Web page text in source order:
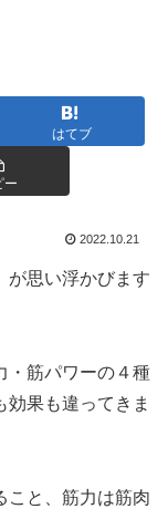
はてブ
ー
2022.10.21
が思い浮かびます
・筋パワーの４種
果も違ってきま
こと、筋力は筋肉